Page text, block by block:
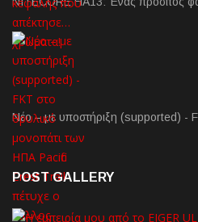
Νέο – με υποστήριξη (supported) -
POST GALLERY